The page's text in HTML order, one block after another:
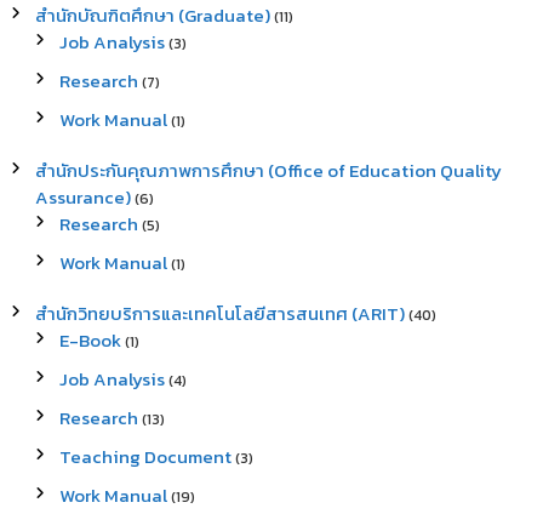
สำนักบัณฑิตศึกษา (Graduate)(11)
Job Analysis(3)
Research (7)
Work Manual(1)
สำนักประกันคุณภาพการศึกษา (Office of Education Quality
Assurance)(6)
Research (5)
Work Manual(1)
สำนักวิทยบริการและเทคโนโลยีสารสนเทศ (ARIT)(40)
E-Book(1)
Job Analysis(4)
Research (13)
Teaching Document(3)
Work Manual(19)